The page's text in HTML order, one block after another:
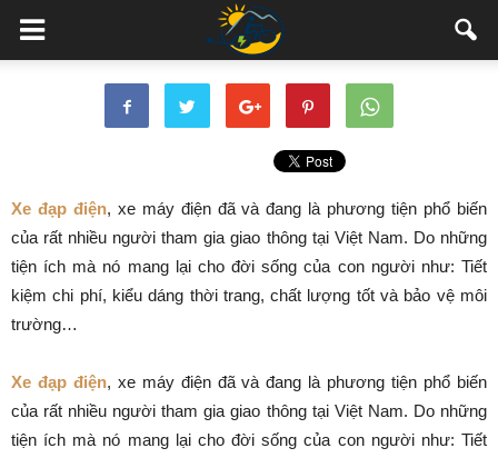
Xe đạp điện, xe máy điện đã và đang là phương tiện phổ biến
của rất nhiều người tham gia giao thông tại Việt Nam. Do những
tiện ích mà nó mang lại cho đời sống của con người như: Tiết
kiệm chi phí, kiểu dáng thời trang, chất lượng tốt và bảo vệ môi
trường…
Xe đạp điện, xe máy điện đã và đang là phương tiện phổ biến
của rất nhiều người tham gia giao thông tại Việt Nam. Do những
tiện ích mà nó mang lại cho đời sống của con người như: Tiết